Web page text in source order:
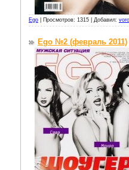
Ego Просмотров: 1315 | Добавил:
Ego №2 (февраль 2011)